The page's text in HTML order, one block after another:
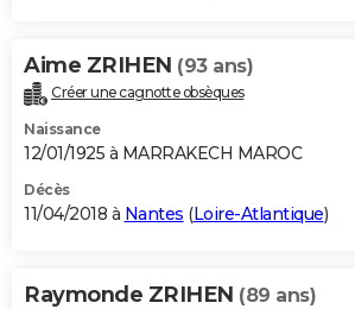
Aime ZRIHEN (93 ans)
Créer une cagnotte obsèques
Naissance
12/01/1925 à MARRAKECH MAROC
Décès
11/04/2018 à Nantes (Loire-Atlantique)
Raymonde ZRIHEN (89 ans)